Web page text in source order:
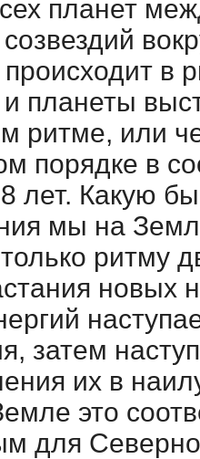
планет
в
планеты
ритме, или
порядке в
лет. Какую
мы на
ритму
новых
затем
их в
это
для